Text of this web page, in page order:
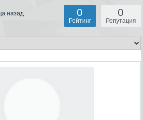
назад 0
Репутация
0
Рейтинг